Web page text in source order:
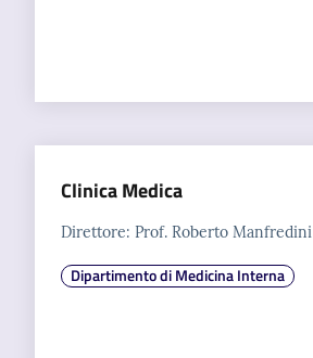
Clinica Medica
Direttore: Prof. Roberto Manfredini
Dipartimento di Medicina Interna